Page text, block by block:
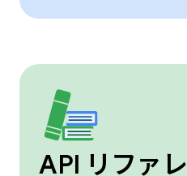
API リファ